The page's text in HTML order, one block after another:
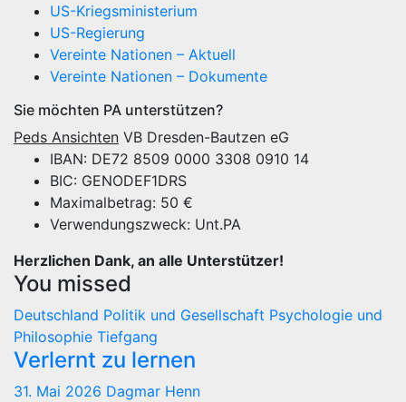
US-Kriegsministerium
US-Regierung
Vereinte Nationen – Aktuell
Vereinte Nationen – Dokumente
Sie möchten PA unterstützen?
Peds Ansichten VB Dresden-Bautzen eG
IBAN: DE72 8509 0000 3308 0910 14
BIC: GENODEF1DRS
Maximalbetrag: 50 €
Verwendungszweck: Unt.PA
Herzlichen Dank, an alle Unterstützer!
You missed
Deutschland Politik und Gesellschaft Psychologie und
Philosophie Tiefgang
Verlernt zu lernen
31. Mai 2026 Dagmar Henn